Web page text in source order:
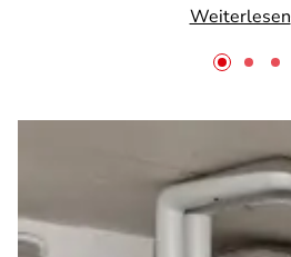
Weiterlesen